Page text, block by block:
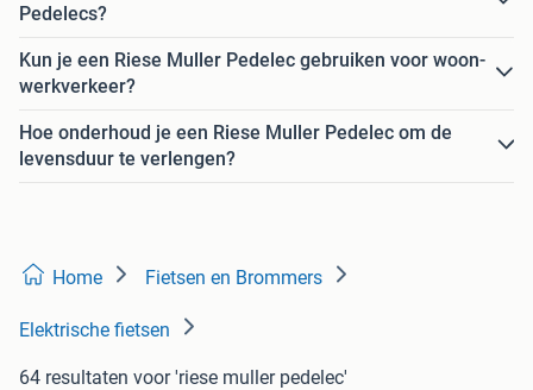
Pedelecs?
Kun je een Riese Muller Pedelec gebruiken voor woon-
werkverkeer?
Hoe onderhoud je een Riese Muller Pedelec om de
levensduur te verlengen?
Home Fietsen en Brommers
Elektrische fietsen
64 resultaten voor 'riese muller pedelec'